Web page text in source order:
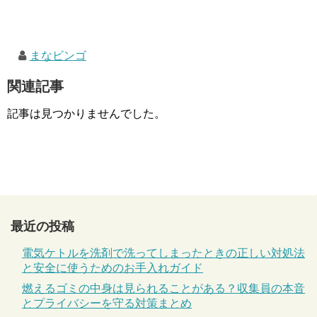
まなビンゴ
関連記事
記事は見つかりませんでした。
最近の投稿
電気ケトルを洗剤で洗ってしまったときの正しい対処法
と安全に使うためのお手入れガイド
燃えるゴミの中身は見られることがある？収集員の本音
とプライバシーを守る対策まとめ